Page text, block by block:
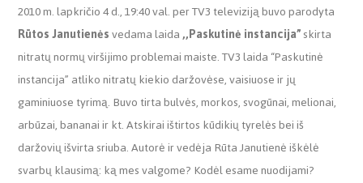
2010 m. lapkričio 4 d., 19:40 val. per TV3 televiziją buvo parodyta
Rūtos Janutienėsvedama laida,,Paskutinė instancija”skirta
nitratų normų viršijimo problemai maiste. TV3 laida “Paskutinė
instancija” atliko nitratų kiekio daržovėse, vaisiuose ir jų
gaminiuose tyrimą. Buvo tirta bulvės, morkos, svogūnai, melionai,
arbūzai, bananai ir kt. Atskirai ištirtos kūdikių tyrelės bei iš
daržovių išvirta sriuba. Autorė ir vedėja Rūta Janutienė iškėlė
svarbų klausimą: ką mes valgome? Kodėl esame nuodijami?